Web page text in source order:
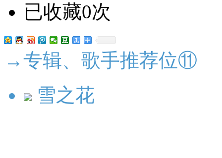
已收藏0次
→专辑、歌手推荐位⑪
雪之花